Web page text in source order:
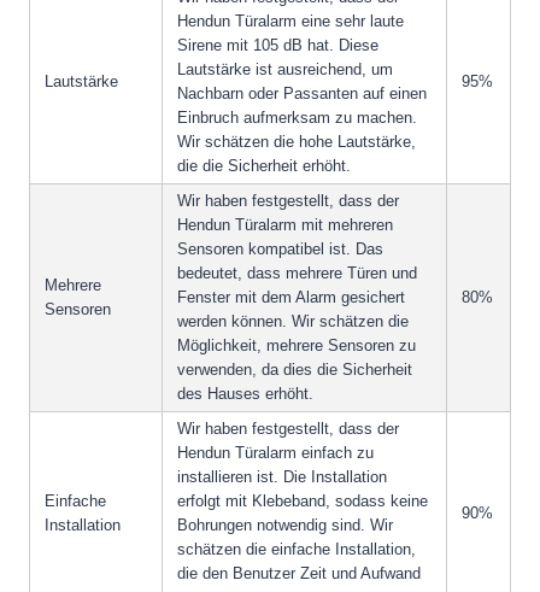
Lautstärke
Hendun Türalarm eine sehr laute
Sirene mit 105 dB hat. Diese
Lautstärke ist ausreichend, um
Nachbarn oder Passanten auf einen
Einbruch aufmerksam zu machen.
Wir schätzen die hohe Lautstärke,
die die Sicherheit erhöht.
95%
Mehrere
Sensoren
Wir haben festgestellt, dass der
Hendun Türalarm mit mehreren
Sensoren kompatibel ist. Das
bedeutet, dass mehrere Türen und
Fenster mit dem Alarm gesichert
werden können. Wir schätzen die
Möglichkeit, mehrere Sensoren zu
verwenden, da dies die Sicherheit
des Hauses erhöht.
80%
Einfache
Installation
Wir haben festgestellt, dass der
Hendun Türalarm einfach zu
installieren ist. Die Installation
erfolgt mit Klebeband, sodass keine
Bohrungen notwendig sind. Wir
schätzen die einfache Installation,
die den Benutzer Zeit und Aufwand
90%